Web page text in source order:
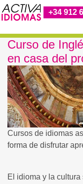
+34 912
Curso de
en casa del
Cursos de idiomas
forma de disfrutar
El idioma y la